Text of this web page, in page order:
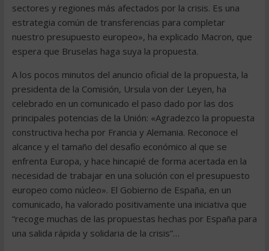
sectores y regiones más afectados por la crisis. Es una
estrategia común de transferencias para completar
nuestro presupuesto europeo», ha explicado Macron, que
espera que Bruselas haga suya la propuesta.
A los pocos minutos del anuncio oficial de la propuesta, la
presidenta de la Comisión, Ursula von der Leyen, ha
celebrado en un comunicado el paso dado por las dos
principales potencias de la Unión: «Agradezco la propuesta
constructiva hecha por Francia y Alemania. Reconoce el
alcance y el tamaño del desafío económico al que se
enfrenta Europa, y hace hincapié de forma acertada en la
necesidad de trabajar en una solución con el presupuesto
europeo como núcleo». El Gobierno de España, en un
comunicado, ha valorado positivamente una iniciativa que
“recoge muchas de las propuestas hechas por España para
una salida rápida y solidaria de la crisis”…